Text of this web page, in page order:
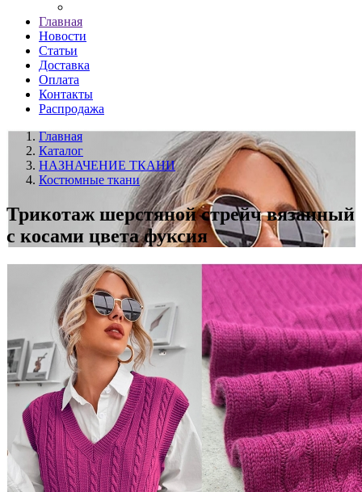
Главная
Новости
Статьи
Доставка
Оплата
Контакты
Распродажа
Главная
Каталог
НАЗНАЧЕНИЕ ТКАНИ
Костюмные ткани
Трикотаж шерстяной стрейч вязанный
с косами цвета фуксия